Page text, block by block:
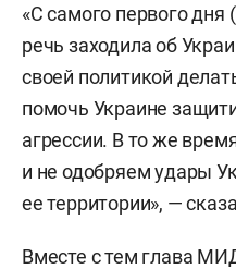
«С самого первого дня (
речь заходила об
своей политикой
помочь Украине
агрессии. В то же
и не одобряем удары
ее территории», —
Вместе с тем глава